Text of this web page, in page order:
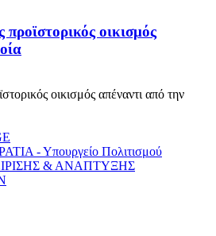
οικισμός
οικισμός απέναντι από την